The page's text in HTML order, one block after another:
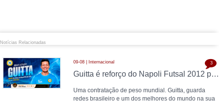
Notícias Relacionadas
09-08 | Internacional
Guitta é reforço do Napoli Futsal 2012 para 2026/2027
Uma contratação de peso mundial. Guitta, guarda
redes brasileiro e um dos melhores do mundo na sua
3